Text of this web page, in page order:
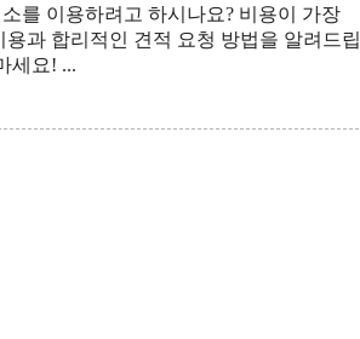
를 이용하려고 하시나요? 비용이 가장
과 합리적인 견적 요청 방법을 알려드립
세요! ...